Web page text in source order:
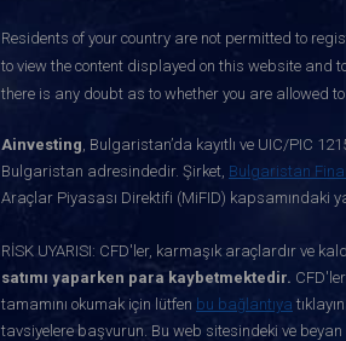
Residents of your country are not permitted to
to view the content displayed on this website and
there is any doubt as to whether you are allowed
Ainvesting, Bulgaristan’da kayıtlı ve UIC/PIC
Bulgaristan adresindedir. Şirket, Bulgaristan
Araçlar Piyasası Direktifi (MiFID) kapsamındaki
RİSK UYARISI: CFD'ler, karmaşık araçlardır ve
satımı yaparken para kaybetmektedir.
tamamını okumak için lütfen bu bağlantıya
tavsiyelere başvurun. Bu web sitesindeki ve